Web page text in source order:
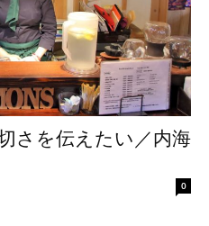
さを伝えたい／内海
0